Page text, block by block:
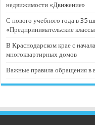
недвижимости «Движение»
С нового учебного года в 35
«Предпринимательские
В Краснодарском крае с
многоквартирных домов
Важные правила обращения в